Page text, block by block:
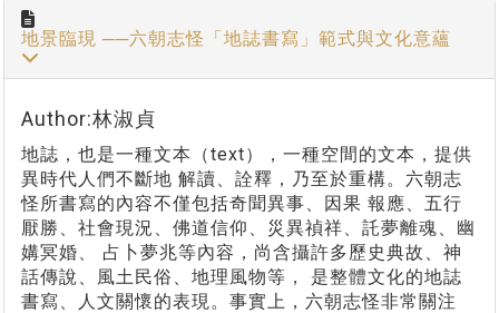
地景臨現 ──六朝志怪「地誌書寫」範式與文化意蘊
Author:林淑貞
地誌，也是一種文本（text），一種空間的文本，提供
異時代人們不斷地 解讀、詮釋，乃至於重構。六朝志
怪所書寫的內容不僅包括奇聞異事、因果 報應、五行
厭勝、社會現況、佛道信仰、災異禎祥、託夢離魂、幽
媾冥婚、 占卜夢兆等內容，尚含攝許多歷史典故、神
話傳說、風土民俗、地理風物等， 是整體文化的地誌
書寫、人文關懷的表現。事實上，六朝志怪非常關注